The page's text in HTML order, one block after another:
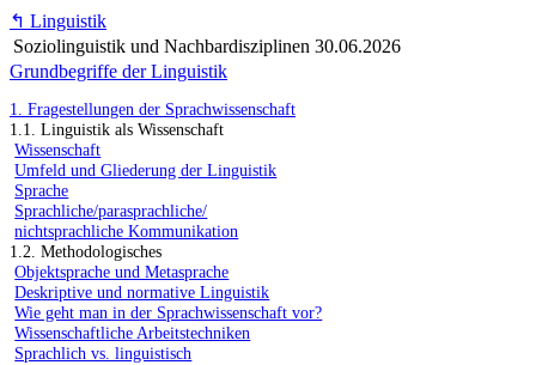
↰ Linguistik
Soziolinguistik und Nachbardisziplinen 30.06.2026
Grundbegriffe der Linguistik
1. Fragestellungen der Sprachwissenschaft
1.1. Linguistik als Wissenschaft
Wissenschaft
Umfeld und Gliederung der Linguistik
Sprache
Sprachliche/parasprachliche/
nichtsprachliche Kommunikation
1.2. Methodologisches
Objektsprache und Metasprache
Deskriptive und normative Linguistik
Wie geht man in der Sprachwissenschaft vor?
Wissenschaftliche Arbeitstechniken
Sprachlich vs. linguistisch